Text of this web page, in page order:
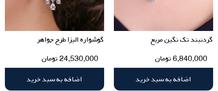
گردنبند تک نگین مربع
6,840,000تومان
اضافه به سبد خرید
گوشواره الیزا طرح جواهر
24,530,000تومان
اضافه به سبد خرید